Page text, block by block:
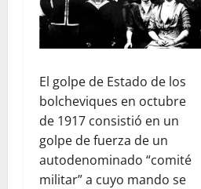
El golpe de Estado de los
bolcheviques en octubre
de 1917 consistió en un
golpe de fuerza de un
autodenominado “comité
militar” a cuyo mando se